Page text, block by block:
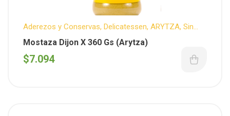
Aderezos y Conservas, Delicatessen, ARYTZA, Sin
T.A.C.C.
Mostaza Dijon X 360 Gs (Arytza)
$7.094